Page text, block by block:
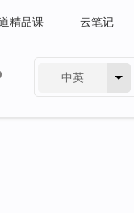
精品课 云笔记
中英